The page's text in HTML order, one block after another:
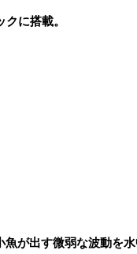
に搭載。
が出す微弱な波動を水